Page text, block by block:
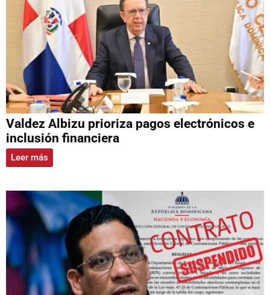
Valdez Albizu prioriza pagos electrónicos e
inclusión financiera
Leer más